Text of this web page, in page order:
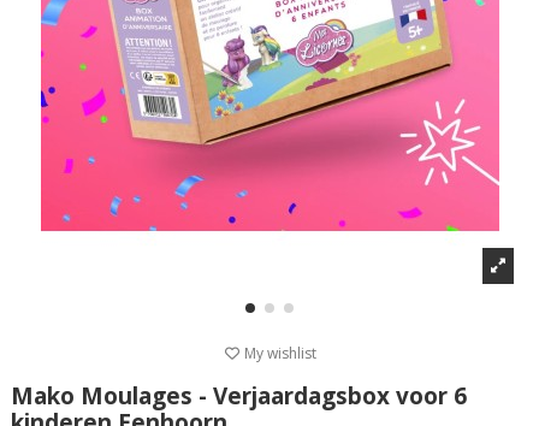
My wishlist
Mako Moulages - Verjaardagsbox voor 6